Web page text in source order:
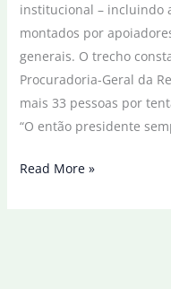
institucional – incluindo
montados por
generais. O trecho
Procuradoria-Geral da
mais 33 pessoas por
“O então presidente
PGR:
Read More »